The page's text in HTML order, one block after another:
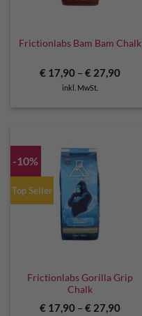
Frictionlabs Bam Bam Chalk
€17,90– €27,90
inkl. MwSt.
-10%
Top Seller
Frictionlabs Gorilla Grip
Chalk
€17,90– €27,90